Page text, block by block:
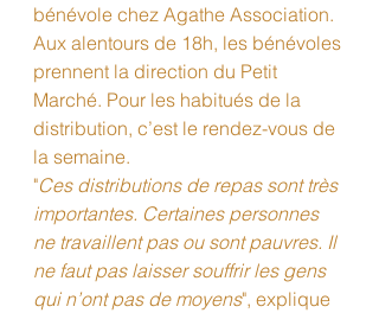
bénévole chez Agathe Association.
Aux alentours de 18h, les bénévoles
prennent la direction du Petit
Marché. Pour les habitués de la
distribution, c’est le rendez-vous de
la semaine.
"Ces distributions de repas sont très
importantes. Certaines personnes
ne travaillent pas ou sont pauvres. Il
ne faut pas laisser souffrir les gens
qui n’ont pas de moyens", explique